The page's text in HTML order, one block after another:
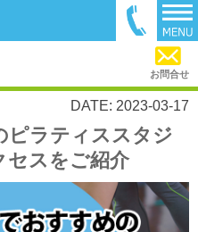
お問合せ
DATE: 2023-03-17
ピラティススタジ
セスをご紹介